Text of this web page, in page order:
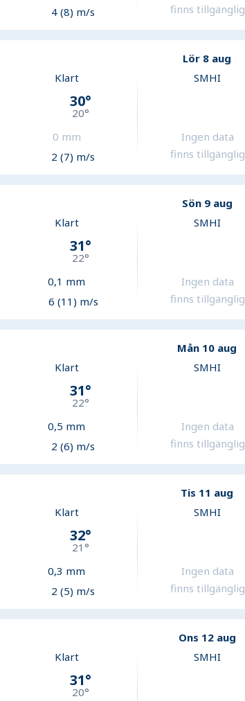
4 (8) m/s
finns tillgänglig
Lör 8 aug
Klart
30°
20°
0 mm
2 (7) m/s
SMHI
Ingen data
finns tillgänglig
Sön 9 aug
Klart
31°
22°
0,1 mm
6 (11) m/s
SMHI
Ingen data
finns tillgänglig
Mån 10 aug
Klart
31°
22°
0,5 mm
2 (6) m/s
SMHI
Ingen data
finns tillgänglig
Tis 11 aug
Klart
32°
21 °
0,3 mm
2 (5) m/s
SMHI
Ingen data
finns tillgänglig
Ons 12 aug
Klart
31°
20°
SMHI